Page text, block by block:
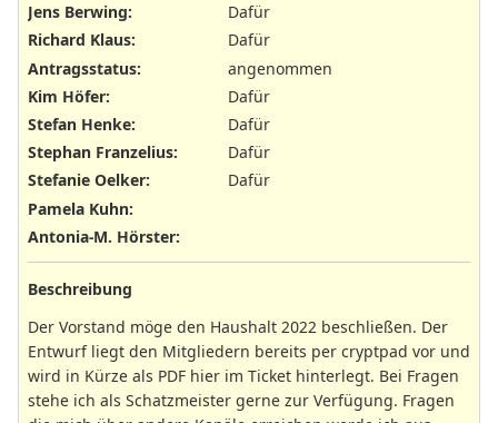
Jens Berwing:
Dafür
Richard Klaus:
Dafür
Antragsstatus:
angenommen
Kim Höfer:
Dafür
Stefan Henke:
Dafür
Stephan Franzelius:
Dafür
Stefanie Oelker:
Dafür
Pamela Kuhn:
Antonia-M. Hörster:
Beschreibung
Der Vorstand möge den Haushalt 2022 beschließen. Der
Entwurf liegt den Mitgliedern bereits per cryptpad vor und
wird in Kürze als PDF hier im Ticket hinterlegt. Bei Fragen
stehe ich als Schatzmeister gerne zur Verfügung. Fragen